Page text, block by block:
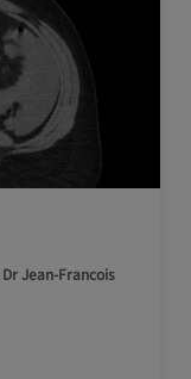
Dr Jean-Francois